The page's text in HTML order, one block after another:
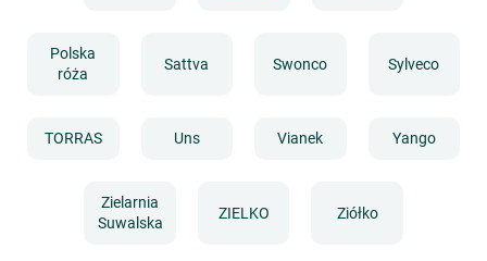
Polska
róża
Sattva Swonco Sylveco
TORRAS Uns Vianek Yango
Zielarnia
Suwalska
ZIELKO Ziółko